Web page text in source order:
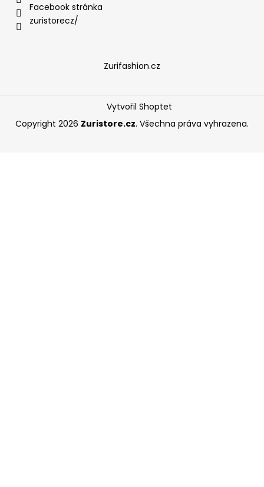
Facebook stránka
zuristorecz/
Zurifashion.cz
Vytvořil Shoptet
Copyright 2026 Zuristore.cz. Všechna práva vyhrazena.